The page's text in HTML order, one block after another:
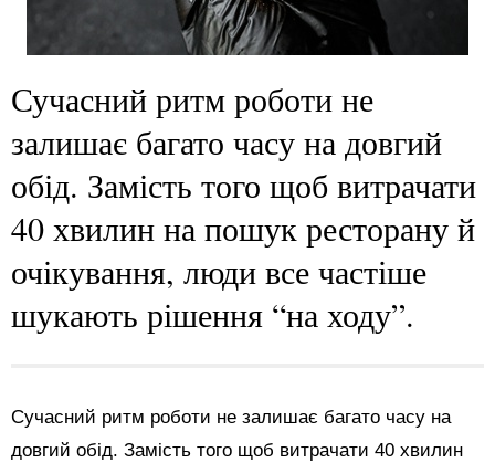
Сучасний ритм роботи не
залишає багато часу на довгий
обід. Замість того щоб витрачати
40 хвилин на пошук ресторану й
очікування, люди все частіше
шукають рішення “на ходу”.
Сучасний ритм роботи не залишає багато часу на
довгий обід. Замість того щоб витрачати 40 хвилин